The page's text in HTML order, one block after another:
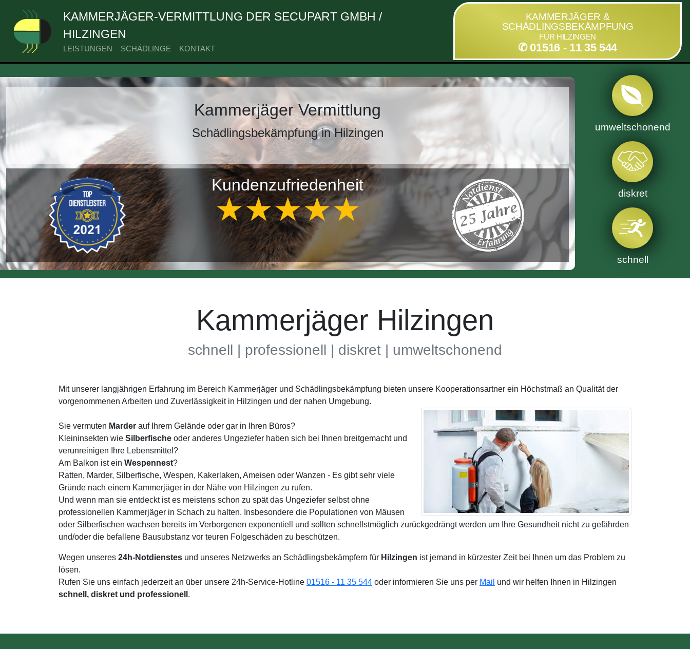
KAMMERJÄGER-VERMITTLUNG DER SECUPART GMBH /
HILZINGEN
LEISTUNGEN SCHÄDLINGE KONTAKT
KAMMERJÄGER &
SCHÄDLINGSBEKÄMPFUNG
FÜR HILZINGEN
✆ 01516 - 11 35 544
Kammerjäger Vermittlung
Schädlingsbekämpfung in Hilzingen
Kundenzufriedenheit
★★★★★
umweltschonend
diskret
schnell
Kammerjäger Hilzingen
schnell | professionell | diskret | umweltschonend
Mit unserer langjährigen Erfahrung im Bereich Kammerjäger und Schädlingsbekämpfung bieten unsere Kooperationsartner ein Höchstmaß an Qualität der
vorgenommenen Arbeiten und Zuverlässigkeit in Hilzingen und der nahen Umgebung.
Sie vermuten Marder auf Ihrem Gelände oder gar in Ihren Büros?
Kleininsekten wie Silberfische oder anderes Ungeziefer haben sich bei Ihnen breitgemacht und
verunreinigen Ihre Lebensmittel?
Am Balkon ist ein Wespennest?
Ratten, Marder, Silberfische, Wespen, Kakerlaken, Ameisen oder Wanzen - Es gibt sehr viele
Gründe nach einem Kammerjäger in der Nähe von Hilzingen zu rufen.
Und wenn man sie entdeckt ist es meistens schon zu spät das Ungeziefer selbst ohne
professionellen Kammerjäger in Schach zu halten. Insbesondere die Populationen von Mäusen
oder Silberfischen wachsen bereits im Verborgenen exponentiell und sollten schnellstmöglich zurückgedrängt werden um Ihre Gesundheit nicht zu gefährden
und/oder die befallene Bausubstanz vor teuren Folgeschäden zu beschützen.
Wegen unseres 24h-Notdienstes und unseres Netzwerks an Schädlingsbekämpfern für Hilzingen ist jemand in kürzester Zeit bei Ihnen um das Problem zu
lösen.
Rufen Sie uns einfach jederzeit an über unsere 24h-Service-Hotline 01516 - 11 35 544 oder informieren Sie uns per Mail und wir helfen Ihnen in Hilzingen
schnell, diskret und professionell .